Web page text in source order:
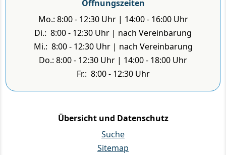
Öffnungszeiten
Mo.: 8:00 - 12:30 Uhr | 14:00 - 16:00 Uhr
Di.: 8:00 - 12:30 Uhr | nach Vereinbarung
Mi.: 8:00 - 12:30 Uhr | nach Vereinbarung
Do.: 8:00 - 12:30 Uhr | 14:00 - 18:00 Uhr
Fr.: 8:00 - 12:30 Uhr
Übersicht und Datenschutz
Suche
Sitemap